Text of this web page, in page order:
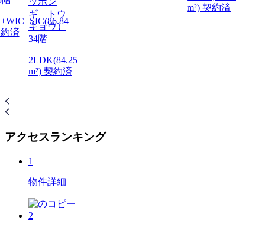
済
ギ トウ
キョウ）
34階
2LDK(84.25
m²) 契約済
m²) 契約済
アクセスランキング
1
物件詳細
2